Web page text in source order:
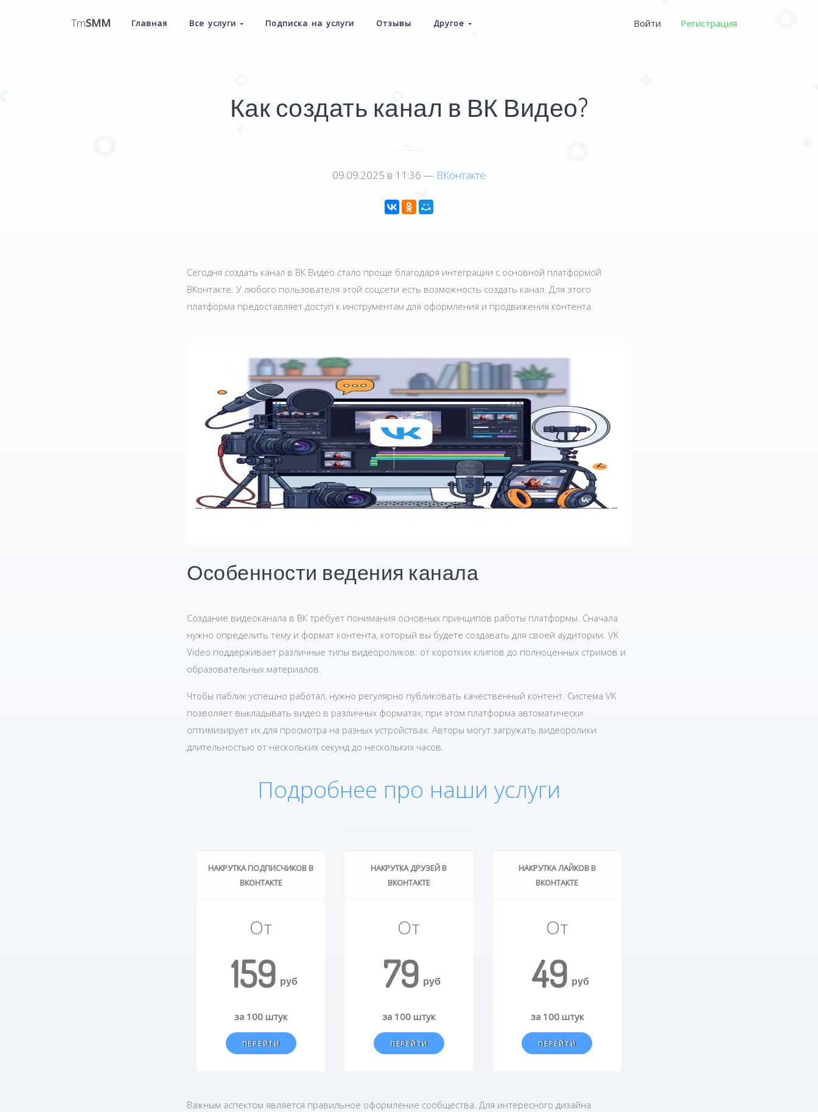
TmSMM Главная Все услуги Подписка на услуги Отзывы Другое Войти Регистрация
Как создать канал в ВК Видео?
09.09.2025 в 11:36 — ВКонтакте
Сегодня создать канал в ВК Видео стало проще благодаря интеграции с основной платформой
ВКонтакте. У любого пользователя этой соцсети есть возможность создать канал. Для этого
платформа предоставляет доступ к инструментам для оформления и продвижения контента.
Особенности ведения канала
Создание видеоканала в ВК требует понимания основных принципов работы платформы. Сначала
нужно определить тему и формат контента, который вы будете создавать для своей аудитории. VK
Video поддерживает различные типы видеороликов: от коротких клипов до полноценных стримов и
образовательных материалов.
Чтобы паблик успешно работал, нужно регулярно публиковать качественный контент. Система VK
позволяет выкладывать видео в различных форматах, при этом платформа автоматически
оптимизирует их для просмотра на разных устройствах. Авторы могут загружать видеоролики
длительностью от нескольких секунд до нескольких часов.
Подробнее про наши услуги
НАКРУТКА ПОДПИСЧИКОВ В
ВКОНТАКТЕ
От
159руб
за 100 штук
ПЕРЕЙТИ
НАКРУТКА ДРУЗЕЙ В
ВКОНТАКТЕ
От
79руб
за 100 штук
ПЕРЕЙТИ
НАКРУТКА ЛАЙКОВ В
ВКОНТАКТЕ
От
49руб
за 100 штук
ПЕРЕЙТИ
Важным аспектом является правильное оформление сообщества. Для интересного дизайна